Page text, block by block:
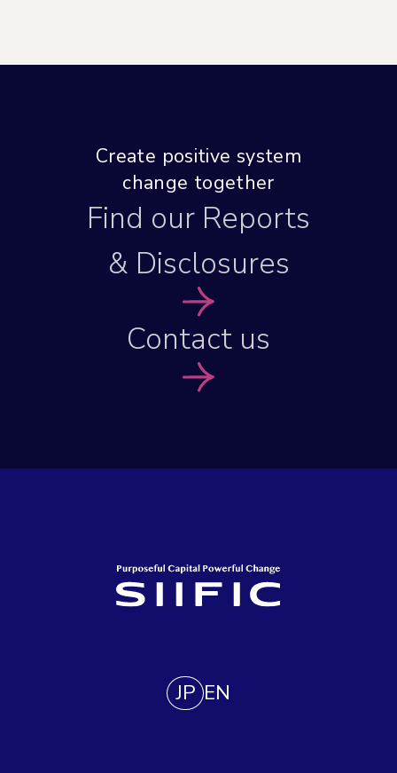
Create positive system
change together
Find our Reports
& Disclosures
Contact us
JP EN